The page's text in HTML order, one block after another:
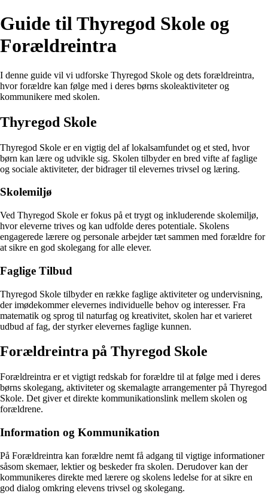
Guide til Thyregod Skole og
Forældreintra
I denne guide vil vi udforske Thyregod Skole og dets forældreintra,
hvor forældre kan følge med i deres børns skoleaktiviteter og
kommunikere med skolen.
Thyregod Skole
Thyregod Skole er en vigtig del af lokalsamfundet og et sted, hvor
børn kan lære og udvikle sig. Skolen tilbyder en bred vifte af faglige
og sociale aktiviteter, der bidrager til elevernes trivsel og læring.
Skolemiljø
Ved Thyregod Skole er fokus på et trygt og inkluderende skolemiljø,
hvor eleverne trives og kan udfolde deres potentiale. Skolens
engagerede lærere og personale arbejder tæt sammen med forældre for
at sikre en god skolegang for alle elever.
Faglige Tilbud
Thyregod Skole tilbyder en række faglige aktiviteter og undervisning,
der imødekommer elevernes individuelle behov og interesser. Fra
matematik og sprog til naturfag og kreativitet, skolen har et varieret
udbud af fag, der styrker elevernes faglige kunnen.
Forældreintra på Thyregod Skole
Forældreintra er et vigtigt redskab for forældre til at følge med i deres
børns skolegang, aktiviteter og skemalagte arrangementer på Thyregod
Skole. Det giver et direkte kommunikationslink mellem skolen og
forældrene.
Information og Kommunikation
På Forældreintra kan forældre nemt få adgang til vigtige informationer
såsom skemaer, lektier og beskeder fra skolen. Derudover kan der
kommunikeres direkte med lærere og skolens ledelse for at sikre en
god dialog omkring elevens trivsel og skolegang.